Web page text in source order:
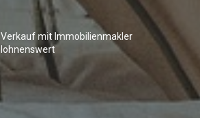
Verkauf mit Immobilienmakler
lohnenswert